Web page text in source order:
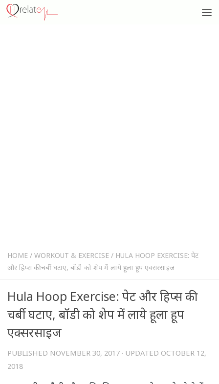
HOME / WORKOUT & EXERCISE / HULA HOOP EXERCISE: पेट
और हिप्स की चर्बी घटाए, बॉडी को शेप में लाये हूला हूप एक्सरसाइज
Hula Hoop Exercise: पेट और हिप्स की
चर्बी घटाए, बॉडी को शेप में लाये हूला हूप
एक्सरसाइज
PUBLISHED NOVEMBER 30, 2017 · UPDATED OCTOBER 12,
2018